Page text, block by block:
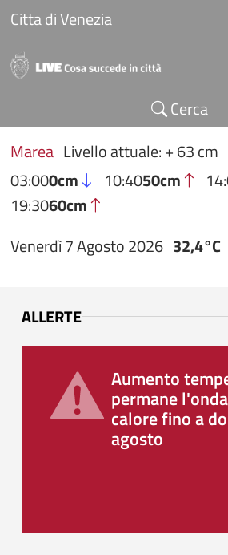
Salta al contenuto principale
Citta di Venezia
Cerca
Marea Livello attuale: + 63 cm
03:000cm 10:4050cm
19:3060cm
Venerdì 7 Agosto 2026 32,4°C
ALLERTE
Aumento
permane
calore fino a
agosto